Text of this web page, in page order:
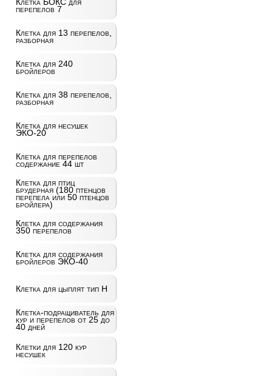
перепелов 7
Клетка для 13 перепелов,
разборная
Клетка для 240
бройлеров
Клетка для 38 перепелов,
разборная
Клетка для несушек
ЭКО-20
Клетка для перепелов
содержание 44 шт
Клетка для птиц
брудерная (180 птенцов
перепела или 50 птенцов
бройлера)
Клетка для содержания
350 перепелов
Клетка для содержания
бройлеров ЭКО-40
Клетка для цыплят тип Н
Клетка-подращиватель для
кур и перепелов от 25 до
40 дней
Клетки для 120 кур
несушек